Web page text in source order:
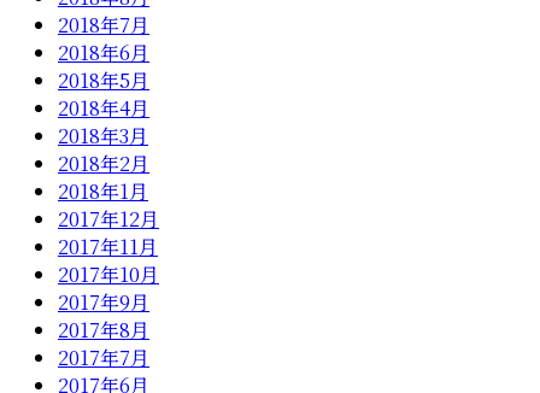
2018年7月
2018年6月
2018年5月
2018年4月
2018年3月
2018年2月
2018年1月
2017年12月
2017年11月
2017年10月
2017年9月
2017年8月
2017年7月
2017年6月